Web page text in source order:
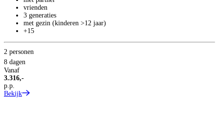
vrienden
3 generaties
met gezin (kinderen >12 jaar)
+15
2 personen
8 dagen
Vanaf
3.316,-
p.p.
Bekijk